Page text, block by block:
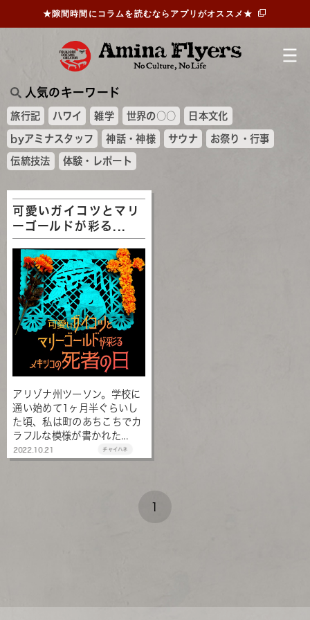
人気のキーワード
旅行記 ハワイ 雑学 世界の○○ 日本文化
byアミナスタッフ 神話・神様 サウナ お祭り・行事
伝統技法 体験・レポート
★隙間時間にコラムを読むならアプリがオススメ★
可愛いガイコツとマリ
ーゴールドが彩る...
アリゾナ州ツーソン。学校に
通い始めて1ヶ月半ぐらいし
た頃、私は町のあちこちでカ
ラフルな模様が書かれた...
2022.10.21 チャイハネ
1